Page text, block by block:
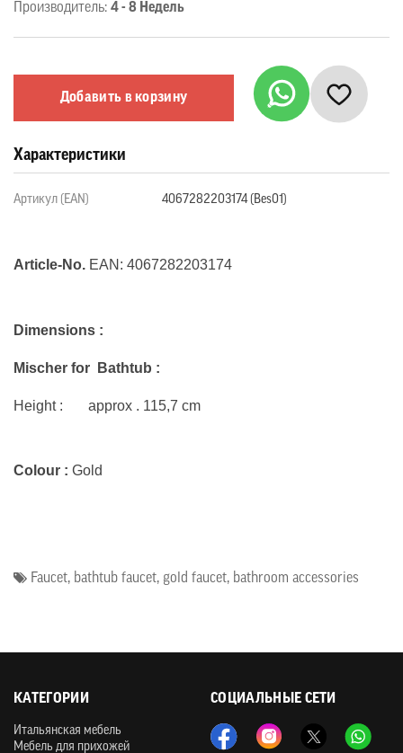
Производитель: 4 - 8 Недель
Добавить в корзину
Характеристики
Артикул (EAN) 4067282203174 (Bes01)
Article-No. EAN: 4067282203174
Dimensions :
Mischer for Bathtub :
Height : approx . 115,7 cm
Colour : Gold
Faucet, bathtub faucet, gold faucet, bathroom accessories
СОЦИАЛЬНЫЕ СЕТИ
КАТЕГОРИИ
Итальянская мебель
Мебель для прихожей